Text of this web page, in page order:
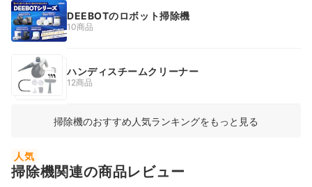
DEEBOTのロボット掃除機
10商品
ハンディスチームクリーナー
12商品
掃除機のおすすめ人気ランキングをもっと見る
人気
掃除機関連の商品レビュー